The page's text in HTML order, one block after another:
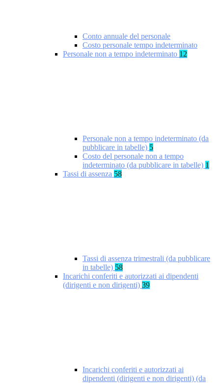
Conto annuale del personale
Costo personale tempo indeterminato
Personale non a tempo indeterminato 12
Personale non a tempo indeterminato (da
pubblicare in tabelle) 5
Costo del personale non a tempo
indeterminato (da pubblicare in tabelle) 1
Tassi di assenza 58
Tassi di assenza trimestrali (da pubblicare
in tabelle) 58
Incarichi conferiti e autorizzati ai dipendenti
(dirigenti e non dirigenti) 39
Incarichi conferiti e autorizzati ai
dipendenti (dirigenti e non dirigenti) (da